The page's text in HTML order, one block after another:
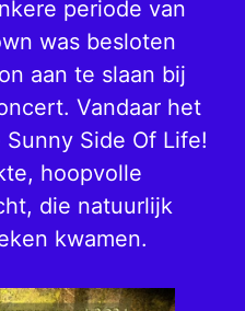
periode van
was besloten
aan te slaan bij
Vandaar het
Side Of Life!
hoopvolle
die natuurlijk
kwamen.